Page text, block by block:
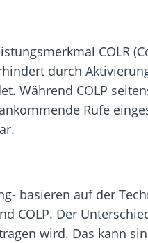
COLR
durch
Während COLP
Rufe
basieren auf der
COLP. Der
wird. Das kann